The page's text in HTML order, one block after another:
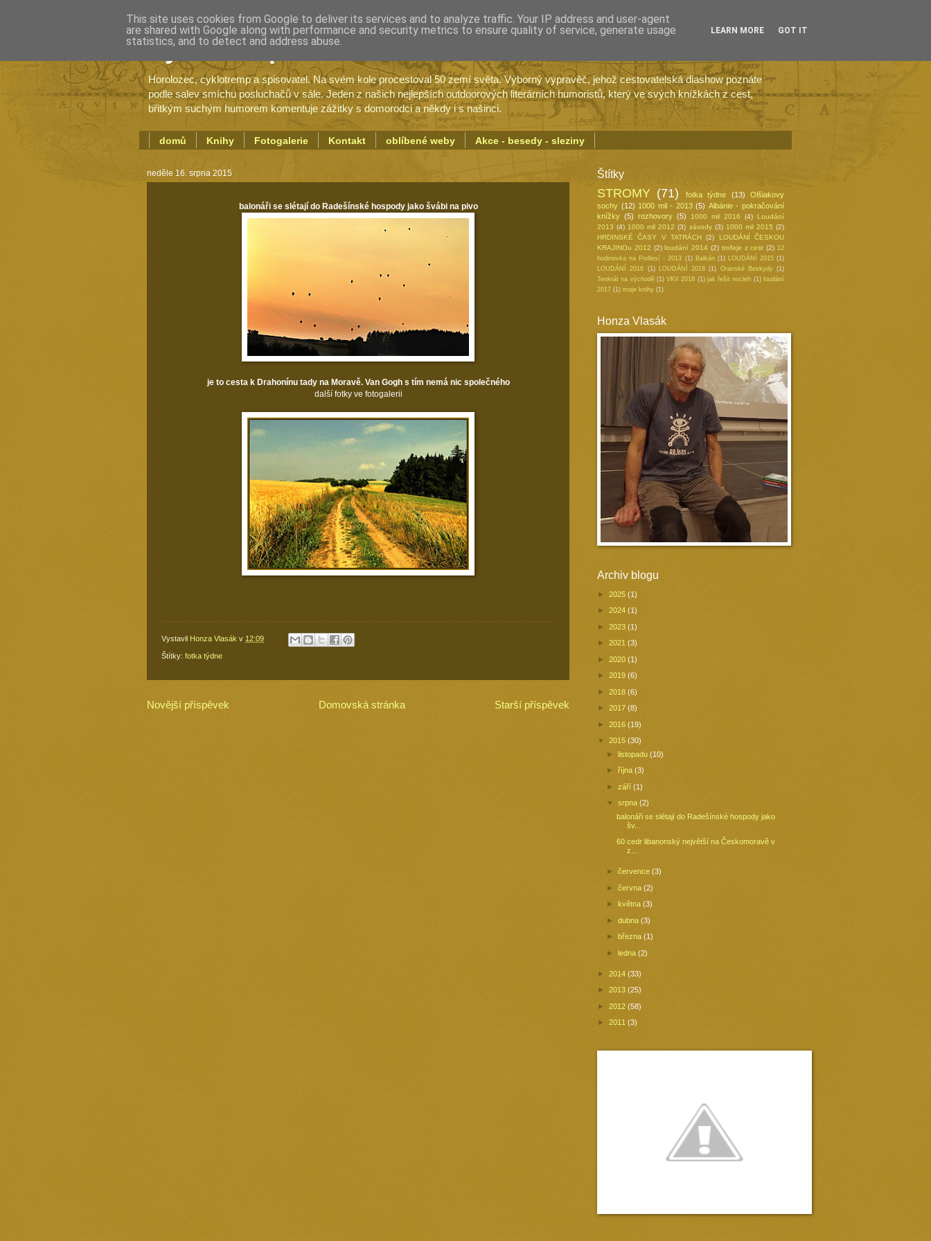
Cyklotremp Jan Vlasák
Horolozec, cyklotremp a spisovatel. Na svém kole procestoval 50 zemí světa. Výborný vypravěč, jehož cestovatelská diashow poznáte
podle salev smíchu posluchačů v sále. Jeden z našich nejlepších outdoorových literárních humoristů, který ve svých knížkách z cest,
břitkým suchým humorem komentuje zážitky s domorodci a někdy i s našinci.
domů Knihy Fotogalerie Kontakt oblíbené weby Akce - besedy - sleziny
neděle 16. srpna 2015
balonáři se slétají do Radešínské hospody jako švábi na pivo
je to cesta k Drahonínu tady na Moravě. Van Gogh s tím nemá nic společného
další fotky ve fotogalerii
Vystavil Honza Vlasák v 12:09
Štítky: fotka týdne
Novější příspěvek Starší příspěvek
Domovská stránka
Štítky
STROMY (71) fotka týdne (13)
Olšiakovy
sochy (12) 1000 mil - 2013 (5) Albánie - pokračování
knížky (5) rozhovory (5) 1000 mil 2016 (4)
Loudání
2013 (4) 1000 mil 2012 (3) závody (3) 1000 mil 2015 (2)
HRDINSKÉ ČASY V TATRÁCH (2)
LOUDÁNÍ ČESKOU
KRAJINOu 2012 (2) loudání 2014 (2) trofeje z cest (2) 12
hodinovka na Podlesí - 2013 (1) Balkán (1) LOUDÁNÍ 2015 (1)
LOUDÁNÍ 2016 (1) LOUDÁNÍ 2018 (1) Oravské Beskydy (1)
Tenkrát na východě (1) VKV 2018 (1) jak řešit nocleh (1) loudání
2017 (1) moje knihy (1)
Honza Vlasák
Archiv blogu
► 2025 (1)
► 2024 (1)
► 2023 (1)
► 2021 (3)
► 2020 (1)
► 2019 (6)
► 2018 (6)
► 2017 (8)
► 2016 (19)
▼ 2015 (30)
►listopadu(10)
►října(3)
►září(1)
▼srpna(2)
balonáři se slétají do Radešínské hospody jako
šv...
60 cedr libanonský největší na Českomoravě v
z...
►července(3)
►června(2)
►května(3)
►dubna(3)
►března(1)
►ledna(2)
► 2014 (33)
► 2013 (25)
► 2012 (58)
► 2011 (3)
This site uses cookies from Google to deliver its services and to analyze traffic. Your IP address and user-agent
are shared with Google along with performance and security metrics to ensure quality of service, generate usage
statistics, and to detect and address abuse.
LEARN MORE GOT IT